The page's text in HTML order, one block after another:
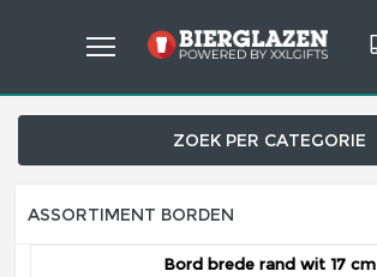
ZOEK PER CATEGORIE
ASSORTIMENT BORDEN
Bord brede rand wit 17 cm